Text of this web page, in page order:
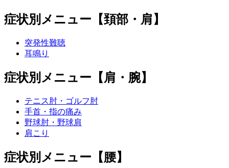
症状別メニュー【頚部・肩】
突発性難聴
耳鳴り
症状別メニュー【肩・腕】
テニス肘・ゴルフ肘
手首・指の痛み
野球肘・野球肩
肩こり
症状別メニュー【腰】